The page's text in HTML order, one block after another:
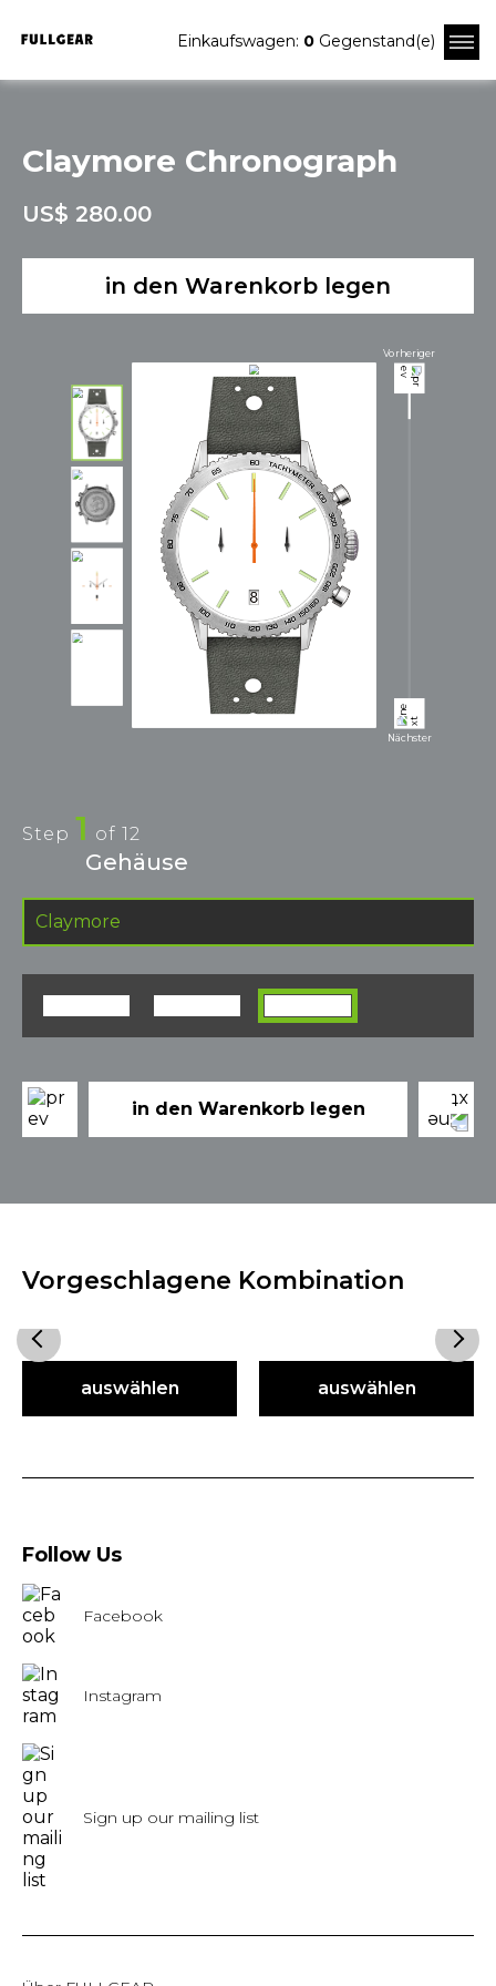
Einkaufswagen: 0 Gegenstand(e)
Claymore Chronograph
US$ 280.00
in den Warenkorb legen
Vorheriger
Nächster
Step 1 of 12
Gehäuse
Claymore
in den Warenkorb legen
Vorgeschlagene Kombination
auswählen auswählen
Follow Us
Facebook
Instagram
Sign up our mailing list